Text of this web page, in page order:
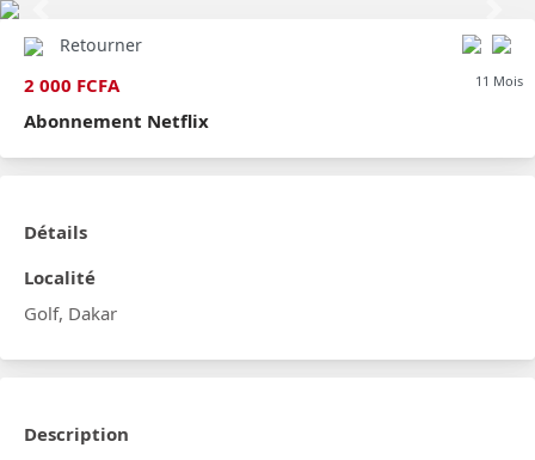
Retourner
2 000 FCFA 11 Mois
Abonnement Netflix
Détails
Localité
Golf, Dakar
Description